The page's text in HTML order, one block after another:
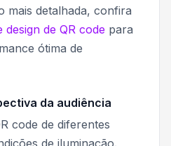
mais detalhada, confira
design de QR code para
ótima de
da audiência
code de diferentes